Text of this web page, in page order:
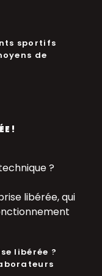
!
?
libérée, qui
libérée ?
sportifs
de